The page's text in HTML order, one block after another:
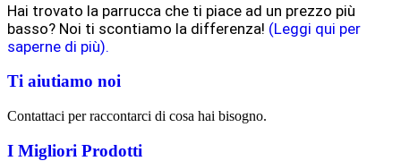
Hai trovato la parrucca che ti piace ad un prezzo più
basso? Noi ti scontiamo la differenza! (Leggi qui per
saperne di più).
Ti aiutiamo noi
Contattaci per raccontarci di cosa hai bisogno.
I Migliori Prodotti